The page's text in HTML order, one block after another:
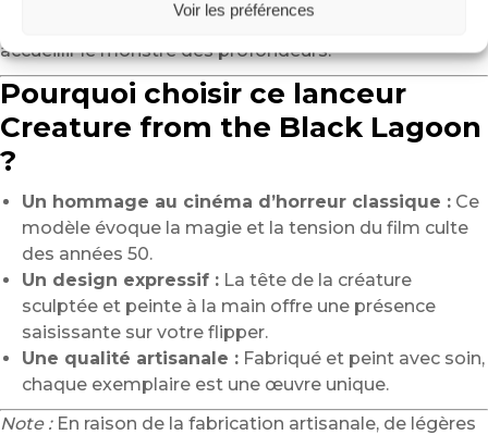
Voir les préférences
En quelques minutes, votre flipper se transforme pour
accueillir le monstre des profondeurs.
Pourquoi choisir ce lanceur
Creature from the Black Lagoon
?
Un hommage au cinéma d’horreur classique : Ce
modèle évoque la magie et la tension du film culte
des années 50.
Un design expressif : La tête de la créature
sculptée et peinte à la main offre une présence
saisissante sur votre flipper.
Une qualité artisanale : Fabriqué et peint avec soin,
chaque exemplaire est une œuvre unique.
Note :En raison de la fabrication artisanale, de légères